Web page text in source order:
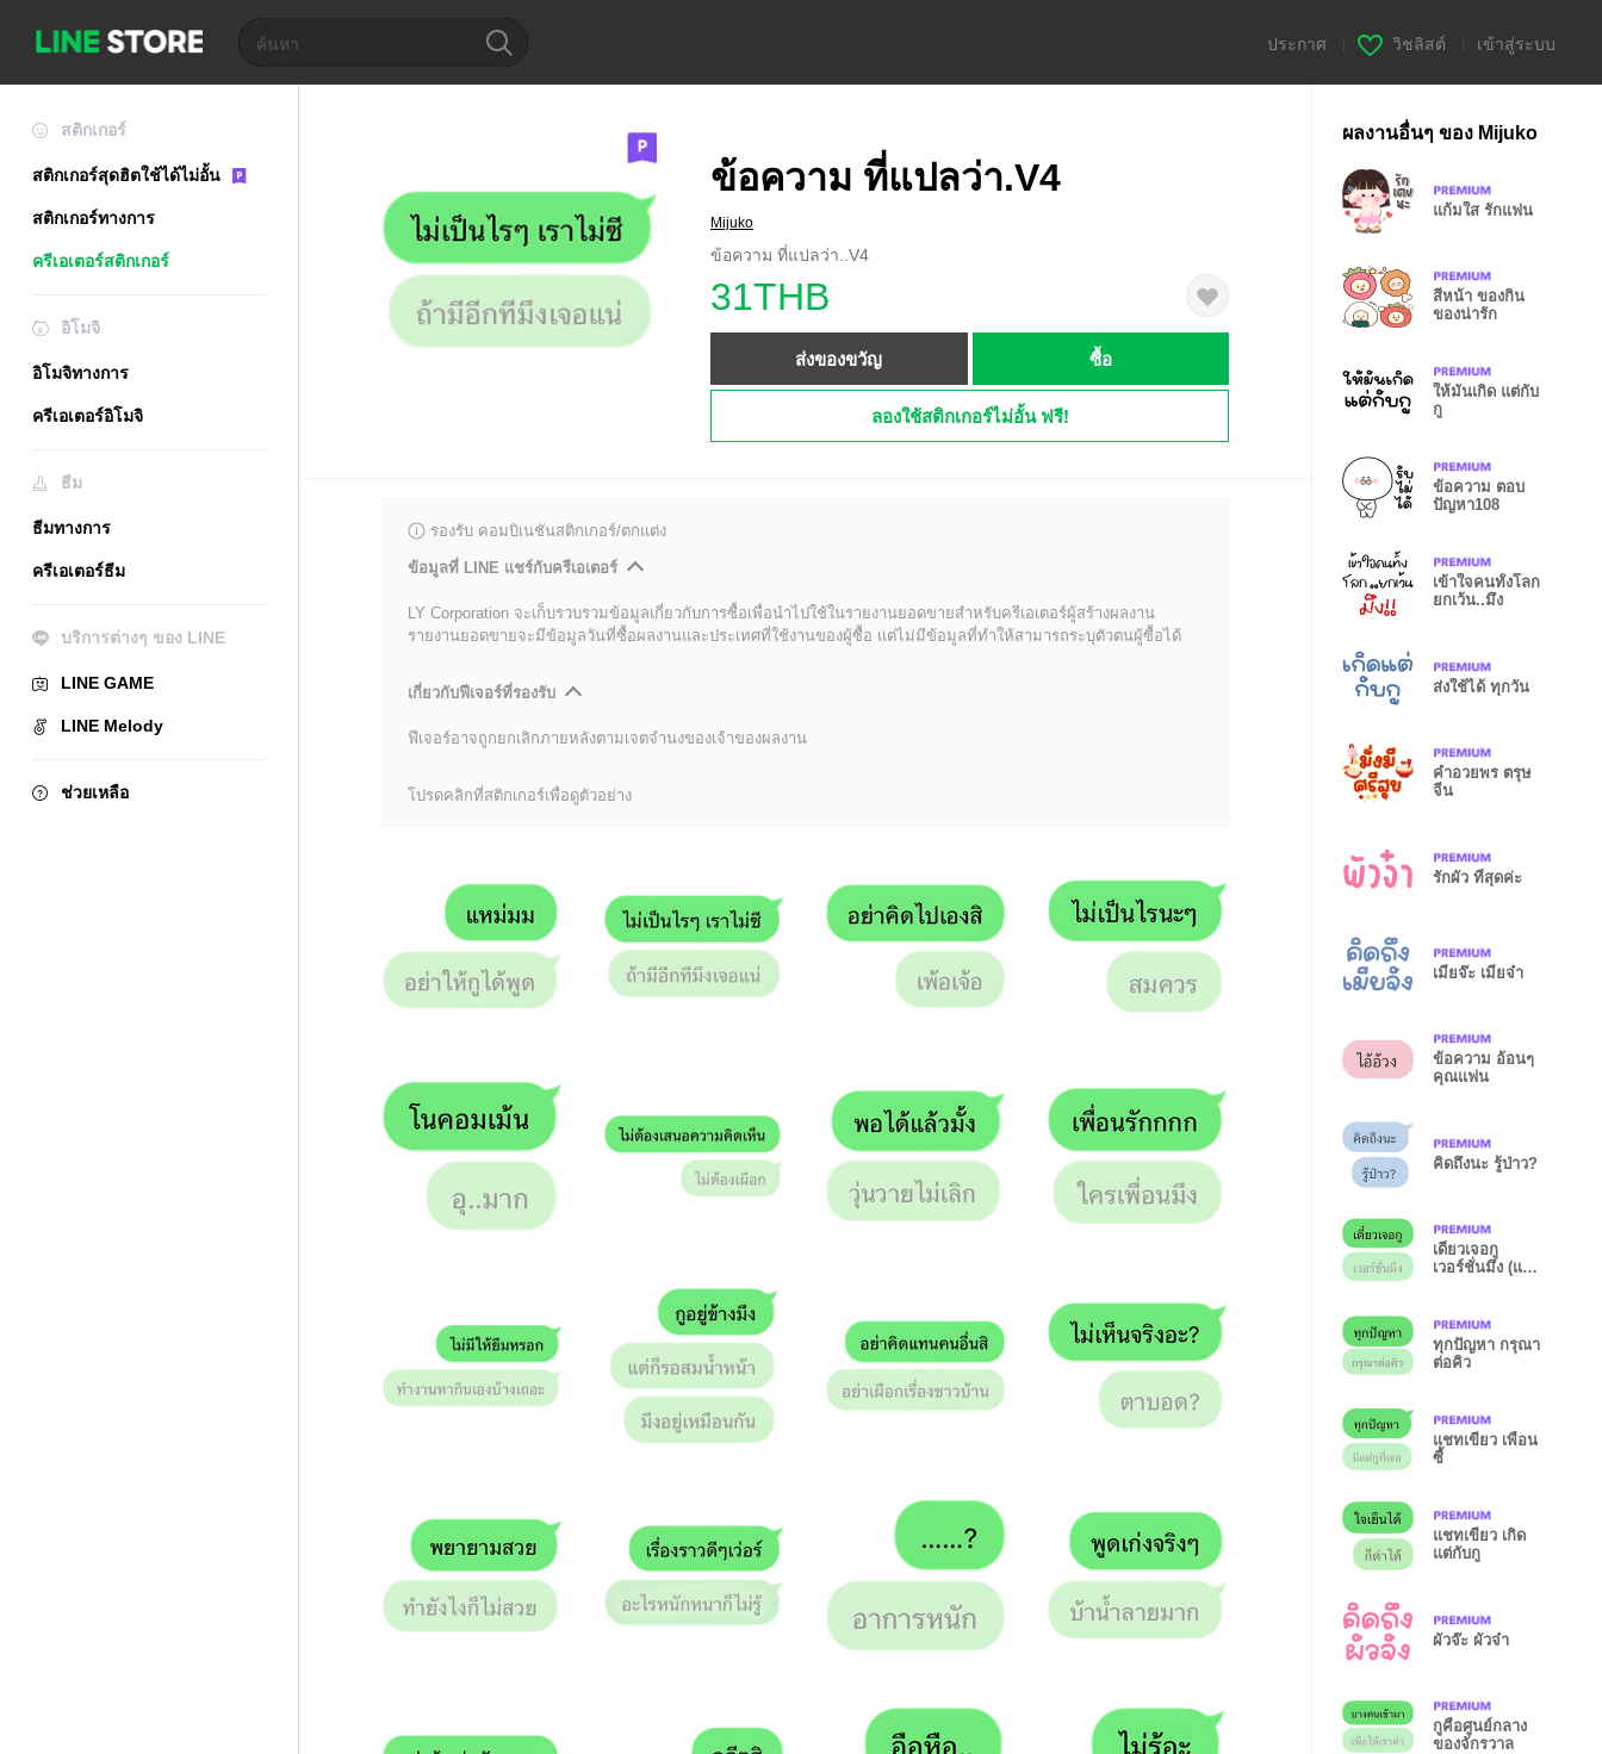
ประกาศ วิชลิสต์ เข้าสู่ระบบ
สติกเกอร์
สติกเกอร์สุดฮิตใช้ได้ไม่อั้น
สติกเกอร์ทางการ
ครีเอเตอร์สติกเกอร์
อิโมจิ
อิโมจิทางการ
ครีเอเตอร์อิโมจิ
ธีม
ธีมทางการ
ครีเอเตอร์ธีม
บริการต่างๆ ของ LINE
LINE GAME
LINE Melody
ช่วยเหลือ
ข้อความ ที่แปลว่า.V4
Mijuko
ข้อความ ที่แปลว่า..V4
31THB
ส่งของขวัญ ซื้อ
ลองใช้สติกเกอร์ไม่อั้น ฟรี!
รองรับ คอมบิเนชันสติกเกอร์/ตกแต่ง
ข้อมูลที่ LINE แชร์กับครีเอเตอร์
LY Corporation จะเก็บรวบรวมข้อมูลเกี่ยวกับการซื้อเพื่อนำไปใช้ในรายงานยอดขายสำหรับครีเอเตอร์ผู้สร้างผลงาน
รายงานยอดขายจะมีข้อมูลวันที่ซื้อผลงานและประเทศที่ใช้งานของผู้ซื้อ แต่ไม่มีข้อมูลที่ทำให้สามารถระบุตัวตนผู้ซื้อได้
เกี่ยวกับฟีเจอร์ที่รองรับ
ฟีเจอร์อาจถูกยกเลิกภายหลังตามเจตจำนงของเจ้าของผลงาน
โปรดคลิกที่สติกเกอร์เพื่อดูตัวอย่าง
ผลงานอื่นๆ ของ Mijuko
แก้มใส รักแฟน
สีหน้า ของกิน
ของน่ารัก
ให้มันเกิด แต่กับ
กู
ข้อความ ตอบ
ปัญหา108
เข้าใจคนทั้งโลก
ยกเว้น..มึง
ส่งใช้ได้ ทุกวัน
คำอวยพร ตรุษ
จีน
รักผัว ที่สุดค่ะ
เมียจ๊ะ เมียจ๋า
ข้อความ อ้อนๆ
คุณแฟน
คิดถึงนะ รู้ป่าว?
เดี๋ยวเจอกู
เวอร์ชั่นมึง (แช
ทุกปัญหา กรุณา
ต่อคิว
แชทเขียว เพื่อน
ซี้
แชทเขียว เกิด
แต่กับกู
ผัวจ๊ะ ผัวจ๋า
กูคือศูนย์กลาง
ของจักรวาล